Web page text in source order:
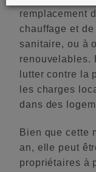
remplacement
chauffage et de
sanitaire, ou à
renouvelables.
lutter contre la
les charges
dans des
Bien que cette
an, elle peut
propriétaires à